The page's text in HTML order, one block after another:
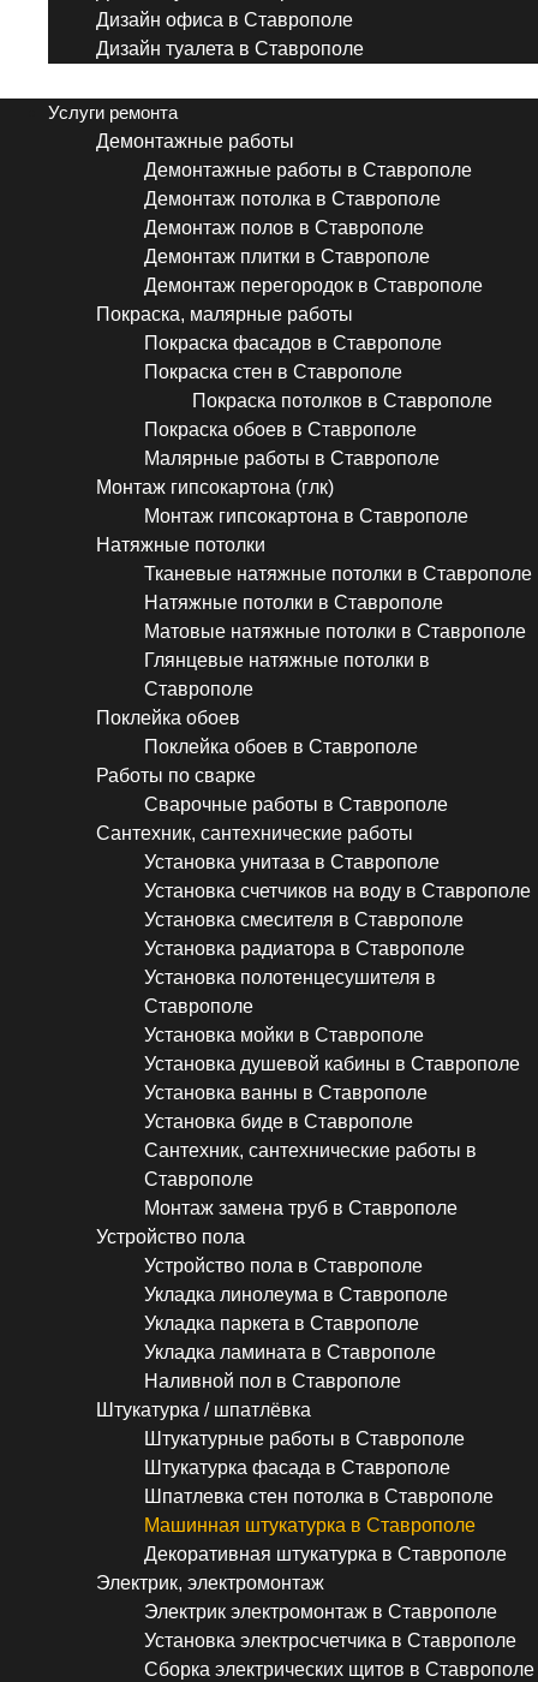
Дизайн офиса в Ставрополе
Дизайн туалета в Ставрополе
Услуги ремонта
Демонтажные работы
Демонтажные работы в Ставрополе
Демонтаж потолка в Ставрополе
Демонтаж полов в Ставрополе
Демонтаж плитки в Ставрополе
Демонтаж перегородок в Ставрополе
Покраска, малярные работы
Покраска фасадов в Ставрополе
Покраска стен в Ставрополе
Покраска потолков в Ставрополе
Покраска обоев в Ставрополе
Малярные работы в Ставрополе
Монтаж гипсокартона (глк)
Монтаж гипсокартона в Ставрополе
Натяжные потолки
Тканевые натяжные потолки в Ставрополе
Натяжные потолки в Ставрополе
Матовые натяжные потолки в Ставрополе
Глянцевые натяжные потолки в
Ставрополе
Поклейка обоев
Поклейка обоев в Ставрополе
Работы по сварке
Сварочные работы в Ставрополе
Сантехник, сантехнические работы
Установка унитаза в Ставрополе
Установка счетчиков на воду в Ставрополе
Установка смесителя в Ставрополе
Установка радиатора в Ставрополе
Установка полотенцесушителя в
Ставрополе
Установка мойки в Ставрополе
Установка душевой кабины в Ставрополе
Установка ванны в Ставрополе
Установка биде в Ставрополе
Сантехник, сантехнические работы в
Ставрополе
Монтаж замена труб в Ставрополе
Устройство пола
Устройство пола в Ставрополе
Укладка линолеума в Ставрополе
Укладка паркета в Ставрополе
Укладка ламината в Ставрополе
Наливной пол в Ставрополе
Штукатурка / шпатлёвка
Штукатурные работы в Ставрополе
Штукатурка фасада в Ставрополе
Шпатлевка стен потолка в Ставрополе
Машинная штукатурка в Ставрополе
Декоративная штукатурка в Ставрополе
Электрик, электромонтаж
Электрик электромонтаж в Ставрополе
Установка электросчетчика в Ставрополе
Сборка электрических щитов в Ставрополе